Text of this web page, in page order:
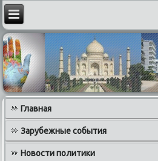
Главная
Зарубежные события
Новости политики